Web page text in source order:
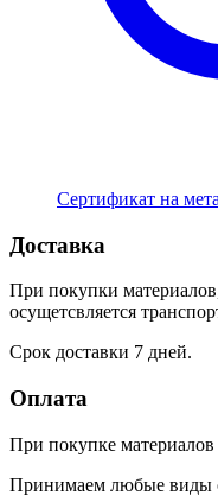
Сертификат на
Доставка
При покупки
осущетсвляется
Срок доставки 7 дней.
Оплата
При покупке материалов
Принимаем любые виды